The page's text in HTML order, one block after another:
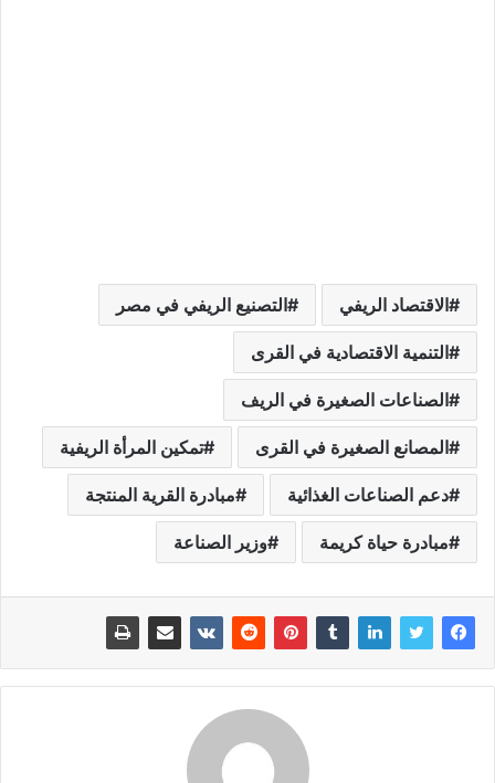
الاقتصاد الريفي التصنيع الريفي في مصر
التنمية الاقتصادية في القرى
الصناعات الصغيرة في الريف
المصانع الصغيرة في القرى تمكين المرأة الريفية
دعم الصناعات الغذائية مبادرة القرية المنتجة
مبادرة حياة كريمة وزير الصناعة